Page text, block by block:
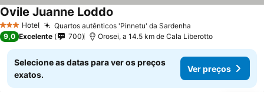
3 EstrelasHotel Quartos autênticos 'Pinnetu' da Sardenha
Ovile Juanne Loddo
9,0 Excelente 700 Orosei, a 14.5 km de Cala Liberotto
Selecione as datas para ver os preços
exatos.
Ver preços